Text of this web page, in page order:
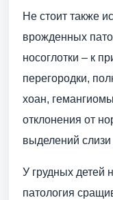
Не стоит также
врожденных
носоглотки – к
перегородки,
хоан,
отклонения от
выделений слизи
У грудных детей
патология